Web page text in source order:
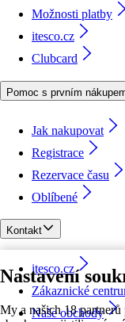
Nastavení
My a našich 18
Možnosti platby
itesco.cz
Clubcard
Pomoc s prvním
Jak nakupovat
Registrace
Rezervace času
Oblíbené
Kontakt
itesco.cz
Zákaznické
Naše obchody